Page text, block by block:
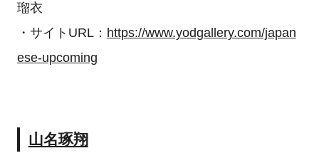
瑠衣
・サイトURL： https://www.yodgallery.com/japan
ese-upcoming
山名琢翔